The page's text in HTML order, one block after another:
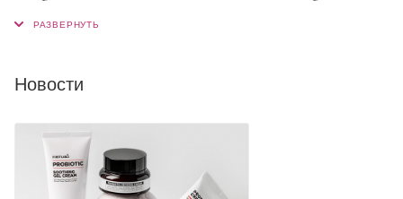
общее состояние кожи, стимулировать выработку
естественного коллагена, способствует обновлению
частички кожи, очищает и сужает поры, борется с акне,
глубоко увлажняет, нормализует выработку кожного
сала, усиливает защитные свойства кожи, осветляет,
улучшает тон лица, борется с пигментацией, не
Новости